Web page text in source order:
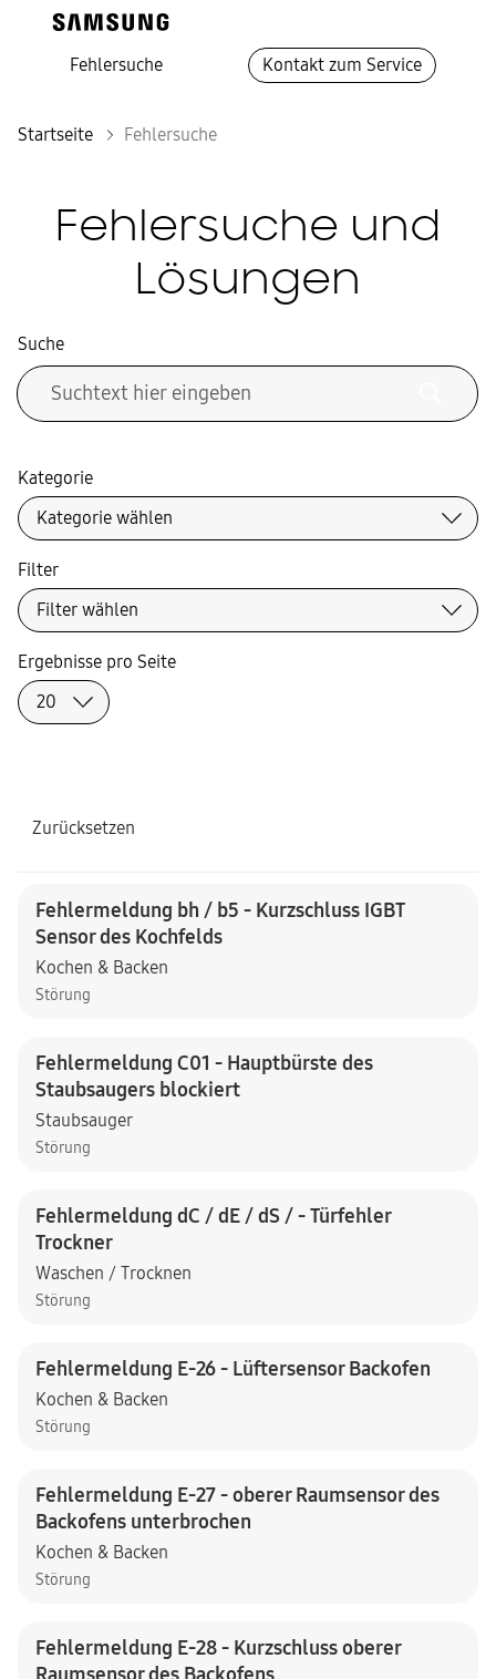
Fehlersuche Kontakt zum Service
Startseite Fehlersuche
Fehlersuche und
Lösungen
Suche
Kategorie
Filter
Zurücksetzen
Ergebnisse pro Seite
Fehlermeldung bh / b5 - Kurzschluss IGBT
Sensor des Kochfelds
Kochen & Backen
Störung
Fehlermeldung C01 - Hauptbürste des
Staubsaugers blockiert
Staubsauger
Störung
Fehlermeldung dC / dE / dS / - Türfehler
Trockner
Waschen / Trocknen
Störung
Fehlermeldung E-26 - Lüftersensor Backofen
Kochen & Backen
Störung
Fehlermeldung E-27 - oberer Raumsensor des
Backofens unterbrochen
Kochen & Backen
Störung
Fehlermeldung E-28 - Kurzschluss oberer
Raumsensor des Backofens